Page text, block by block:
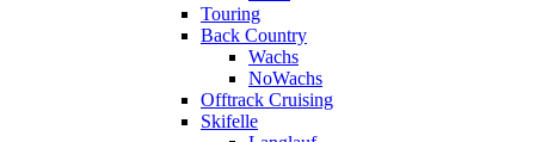
Touring
Back Country
Wachs
NoWachs
Offtrack Cruising
Skifelle